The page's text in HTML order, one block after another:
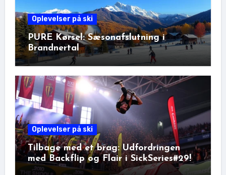
Oplevelser på ski
PURE Kørsel: Sæsonafslutning i
Brandnertal
Oplevelser på ski
Tilbage med et brag: Udfordringen
med Backflip og Flair i SickSeries#29!